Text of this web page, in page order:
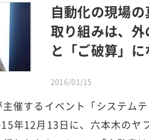
自動化の現場
取り組みは、
と「ご破算」に
2016/01/15
催するイベント「システム
年12月13日に、六本木のヤ